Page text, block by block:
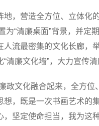
营造全方位、立体化
为“清廉桌面”背景，并
流最密集的文化长廊，
清廉文化墙”，大力宣传清
文化融合起来，全方位
，既是一次书画艺术的
坚定使命担当，我为这